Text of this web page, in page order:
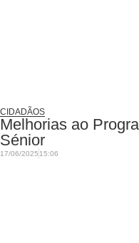
CIDADÃOS
Melhorias ao
Sénior
17/06/2025 15:06